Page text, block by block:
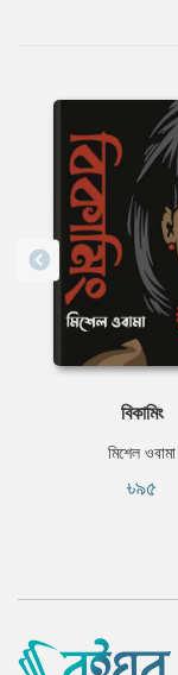
বিকামিং
মিশেল ওবামা
৳৯৫